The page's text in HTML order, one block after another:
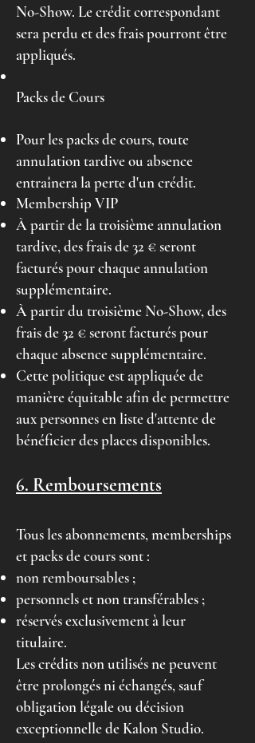
No-Show. Le crédit correspondant
sera perdu et des frais pourront être
appliqués.
Packs de Cours
Pour les packs de cours, toute
annulation tardive ou absence
entraînera la perte d'un crédit.
Membership VIP
À partir de la troisième annulation
tardive, des frais de 32 € seront
facturés pour chaque annulation
supplémentaire.
À partir du troisième No-Show, des
frais de 32 € seront facturés pour
chaque absence supplémentaire.
Cette politique est appliquée de
manière équitable afin de permettre
aux personnes en liste d'attente de
bénéficier des places disponibles.
6. Remboursements
Tous les abonnements, memberships
et packs de cours sont :
non remboursables ;
personnels et non transférables ;
réservés exclusivement à leur
titulaire.
Les crédits non utilisés ne peuvent
être prolongés ni échangés, sauf
obligation légale ou décision
exceptionnelle de Kalon Studio.